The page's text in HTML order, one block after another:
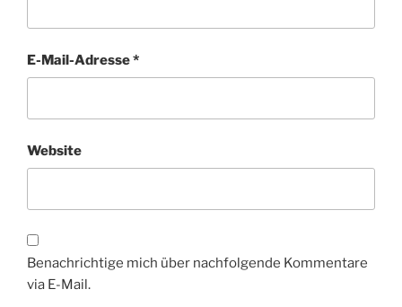
E-Mail-Adresse*
Website
Benachrichtige mich über nachfolgende Kommentare
via E-Mail.